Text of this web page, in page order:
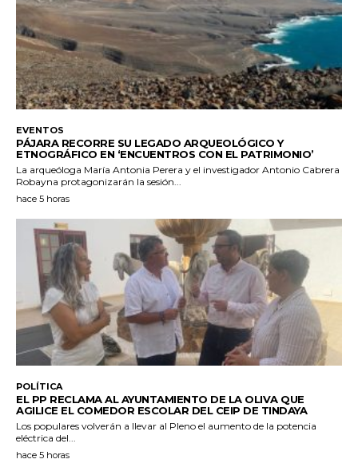
EVENTOS
PÁJARA RECORRE SU LEGADO ARQUEOLÓGICO Y
ETNOGRÁFICO EN ‘ENCUENTROS CON EL PATRIMONIO’
La arqueóloga María Antonia Perera y el investigador Antonio Cabrera
Robayna protagonizarán la sesión...
hace 5 horas
POLÍTICA
EL PP RECLAMA AL AYUNTAMIENTO DE LA OLIVA QUE
AGILICE EL COMEDOR ESCOLAR DEL CEIP DE TINDAYA
Los populares volverán a llevar al Pleno el aumento de la potencia
eléctrica del...
hace 5 horas